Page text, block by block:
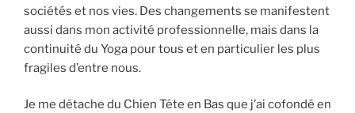
sociétés et nos vies. Des changements se manifestent
aussi dans mon activité professionnelle, mais dans la
continuité du Yoga pour tous et en particulier les plus
fragiles d’entre nous.
Je me détache du Chien Tête en Bas que j’ai cofondé en